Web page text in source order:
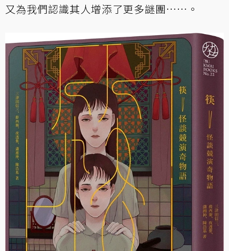
又為我們認識其人增添了更多謎團……。